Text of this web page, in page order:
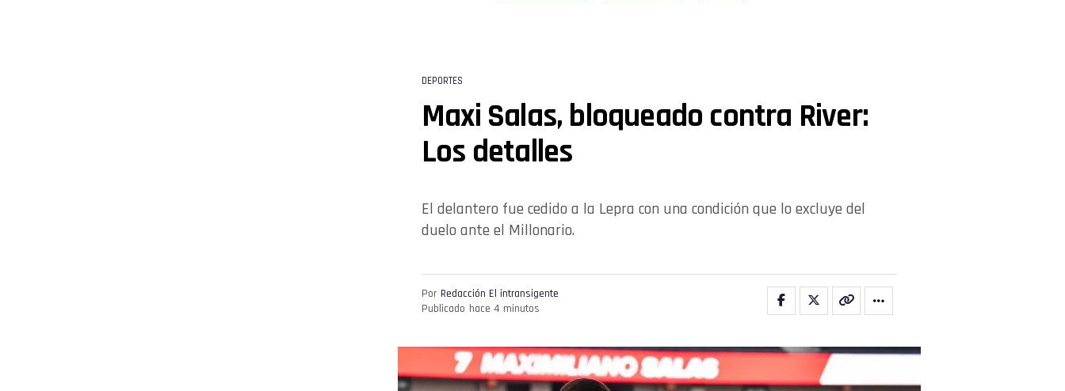
DEPORTES
Maxi Salas, bloqueado contra River:
Los detalles
El delantero fue cedido a la Lepra con una condición que lo excluye del
duelo ante el Millonario.
Por Redacción El intransigente
Publicado hace 4 minutos